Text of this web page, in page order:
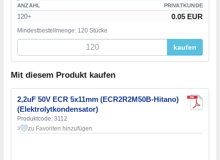
ANZAHL PRIVATKUNDE
120+ 0.05 EUR
Mindestbestellmenge: 120 Stücke
kaufen
Mit diesem Produkt kaufen
2,2uF 50V ECR 5x11mm (ECR2R2M50B-Hitano)
(Elektrolytkondensator)
Produktcode: 3112
3 zu Favoriten hinzufügen